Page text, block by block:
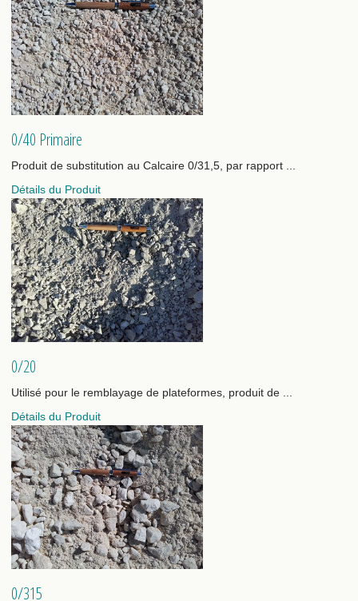
0/40 Primaire
Produit de substitution au Calcaire 0/31,5, par rapport ...
Détails du Produit
0/20
Utilisé pour le remblayage de plateformes, produit de ...
Détails du Produit
0/315